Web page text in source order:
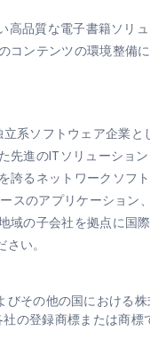
品質な電子書籍ソ
ンテンツの環境整備
系ソフトウェア企業
進のITソリューショ
るネットワークソフ
スのアプリケーショ
の子会社を拠点に国
い。
その他の国における
の登録商標または商標